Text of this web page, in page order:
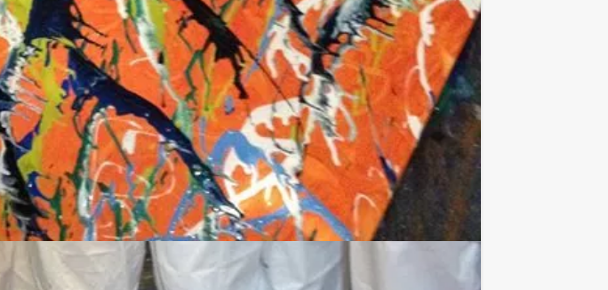
spuitbussen om een fantastische creatie op het doek te krijgen.
jullie bedrijfslogo zijn opgenomen.
kantoor te creëren
gekozen thema uit te werken
een groot doek voor het feestvarken (de aanstaande bruid of
spuitende schildersessie, waarin elke deelnemer zijn eigen tweeluik
voorzien onder artistieke begeleiding? Dat kan zeker! Bespreek
met iets anders voor een compleet groepsuitje in Arnhem
Bij Arnhem Excursies kan je elke workshop zo combineren met
medewerkers en samen maken we jullie groepsuitje compleet.